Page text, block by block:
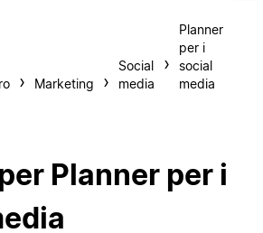
Marketing
Social
media
Planner
per i
social
media
Planner per i